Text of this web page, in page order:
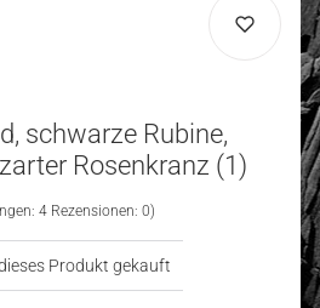
schwarze Rubine,
Rosenkranz (1)
4 Rezensionen: 0)
Produkt gekauft